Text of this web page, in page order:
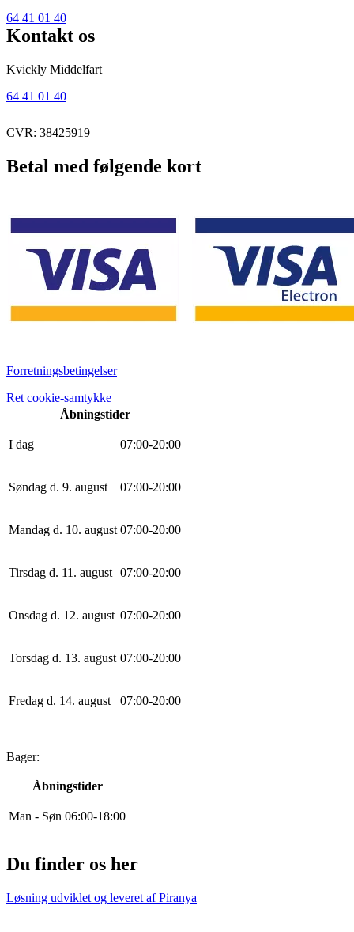
64 41 01 40
Kontakt os
Kvickly Middelfart
64 41 01 40
CVR: 38425919
Betal med følgende kort
Forretningsbetingelser
Ret cookie-samtykke
Åbningstider
I dag 07:00-20:00
Søndag d. 9. august 07:00-20:00
Mandag d. 10. august 07:00-20:00
Tirsdag d. 11. august 07:00-20:00
Onsdag d. 12. august 07:00-20:00
Torsdag d. 13. august 07:00-20:00
Fredag d. 14. august 07:00-20:00
Bager:
Åbningstider
Man - Søn 06:00-18:00
Du finder os her
Løsning udviklet og leveret afPiranya